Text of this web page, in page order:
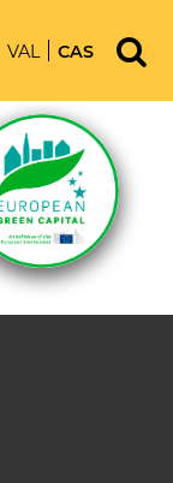
VAL CAS